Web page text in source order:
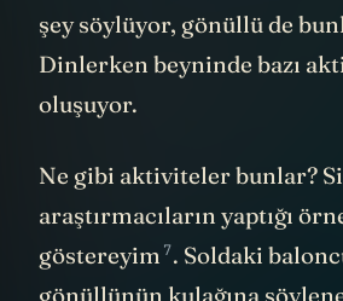
şey söylüyor, gönüllü de
Dinlerken beyninde bazı
oluşuyor.
Ne gibi aktiviteler bunlar?
araştırmacıların yaptığı
göstereyim 7. Soldaki